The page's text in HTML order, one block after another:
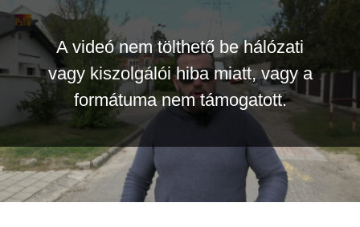
A videó nem tölthető be hálózati
vagy kiszolgálói hiba miatt, vagy a
formátuma nem támogatott.